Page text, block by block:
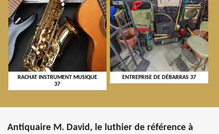
RACHAT INSTRUMENT MUSIQUE
37
ENTREPRISE DE DÉBARRAS 37
Antiquaire M. David, le luthier de référence à